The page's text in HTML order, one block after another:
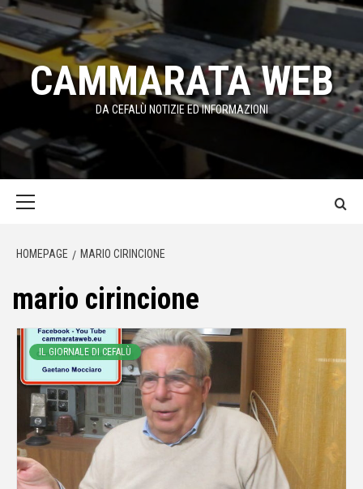
Passa
contenuto
CAMMARATA WEB
DA CEFALÙ NOTIZIE ED INFORMAZIONI
HOMEPAGE MARIO CIRINCIONE
mario cirincione
IL GIORNALE DI CEFALÙ